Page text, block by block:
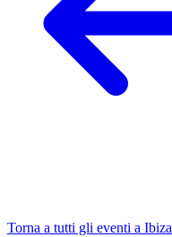
Torna a tutti gli eventi a Ibiza